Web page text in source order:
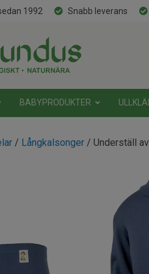
1992 Snabb leverans
BABYPRODUKTER
/ Långkalsonger / Underställ